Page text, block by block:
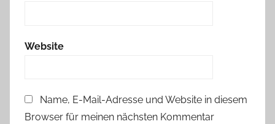
Website
Name, E-Mail-Adresse und Website in diesem
Browser für meinen nächsten Kommentar